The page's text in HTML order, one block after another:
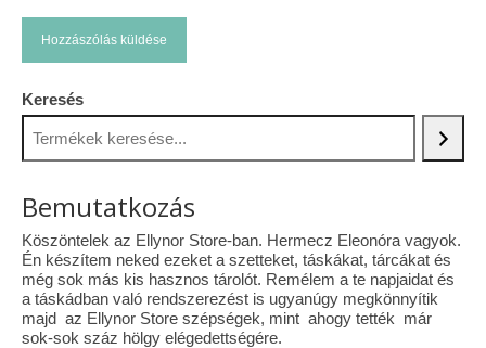
Keresés
Bemutatkozás
Köszöntelek az Ellynor Store-ban. Hermecz Eleonóra vagyok.
Én készítem neked ezeket a szetteket, táskákat, tárcákat és
még sok más kis hasznos tárolót. Remélem a te napjaidat és
a táskádban való rendszerezést is ugyanúgy megkönnyítik
majd az Ellynor Store szépségek, mint ahogy tették már
sok-sok száz hölgy elégedettségére.